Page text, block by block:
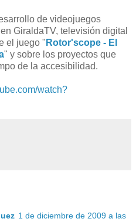
de videojuegos
en GiraldaTV, televisión digital
el juego " Rotor'scope - El
" y sobre los proyectos que
de la accesibilidad.
watch?
1 de diciembre de 2009 a las